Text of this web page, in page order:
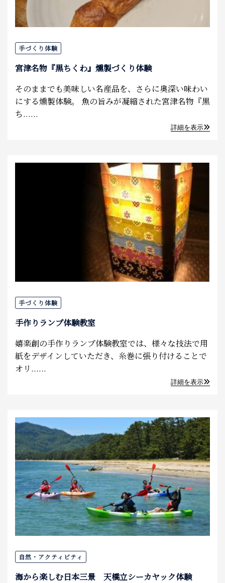
手づくり体験
宮津名物『黒ちくわ』燻製づくり体験
そのままでも美味しい名産品を、さらに奥深い味わい
にする燻製体験。 魚の旨みが凝縮された宮津名物『黒
ち......
詳細を表示
手づくり体験
手作りランプ体験教室
嬉楽創の手作りランプ体験教室では、様々な技法で用
紙をデザインしていただき、糸巻に張り付けることで
オリ......
詳細を表示
自然・アクティビティ
海から楽しむ日本三景 天橋立シーカヤック体験